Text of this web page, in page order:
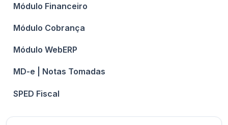
Módulo Financeiro
Módulo Cobrança
Módulo WebERP
MD-e | Notas Tomadas
SPED Fiscal